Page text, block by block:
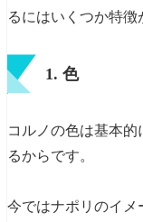
るにはいくつか特徴
1. 色
コルノの色は基本的
るからです。
今ではナポリのイメ